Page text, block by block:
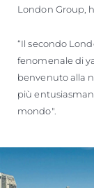
London Group,
“Il secondo
fenomenale di
benvenuto alla
più
mondo".